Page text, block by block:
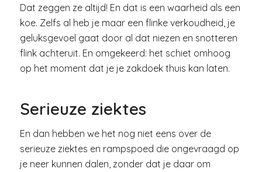
Dat zeggen ze altijd! En dat is een waarheid als een
koe. Zelfs al heb je maar een flinke verkoudheid, je
geluksgevoel gaat door al dat niezen en snotteren
flink achteruit. En omgekeerd: het schiet omhoog
op het moment dat je je zakdoek thuis kan laten.
Serieuze ziektes
En dan hebben we het nog niet eens over de
serieuze ziektes en rampspoed die ongevraagd op
je neer kunnen dalen, zonder dat je daar om